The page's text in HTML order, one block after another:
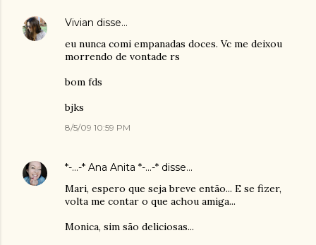
Vivian disse…
eu nunca comi empanadas doces. Vc me deixou
morrendo de vontade rs
bom fds
bjks
8/5/09 10:59 PM
*-...-* Ana Anita *-...-* disse…
Mari, espero que seja breve então... E se fizer,
volta me contar o que achou amiga...
Monica, sim são deliciosas...